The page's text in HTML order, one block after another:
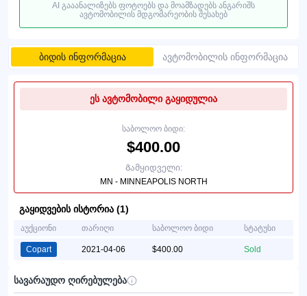
AI გააანალიზებს ფოტოებს და მოამზადებს ანგარიშს
ავტომობილის მდგომარეობის შესახებ
ბიდის ინფორმაცია ავტომობილის ინფორმაცია
ეს ავტომობილი გაყიდულია
საბოლოო ბიდი:
$400.00
Გამყიდველი:
MN - MINNEAPOLIS NORTH
გაყიდვების ისტორია (1)
აუქციონი თარიღი საბოლოო ბიდი სტატუსი
Copart 2021-04-06 $400.00 Sold
სავარაუდო ღირებულება